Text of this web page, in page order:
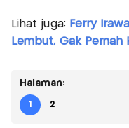
Lihat juga: Ferry
Lembut, Gak Pernah
Halaman:
1 2